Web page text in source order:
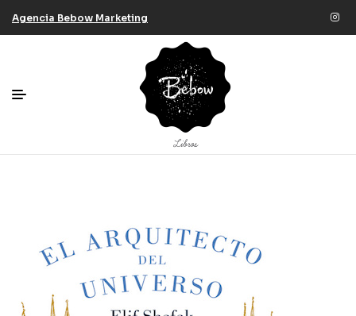
Agencia Bebow Marketing